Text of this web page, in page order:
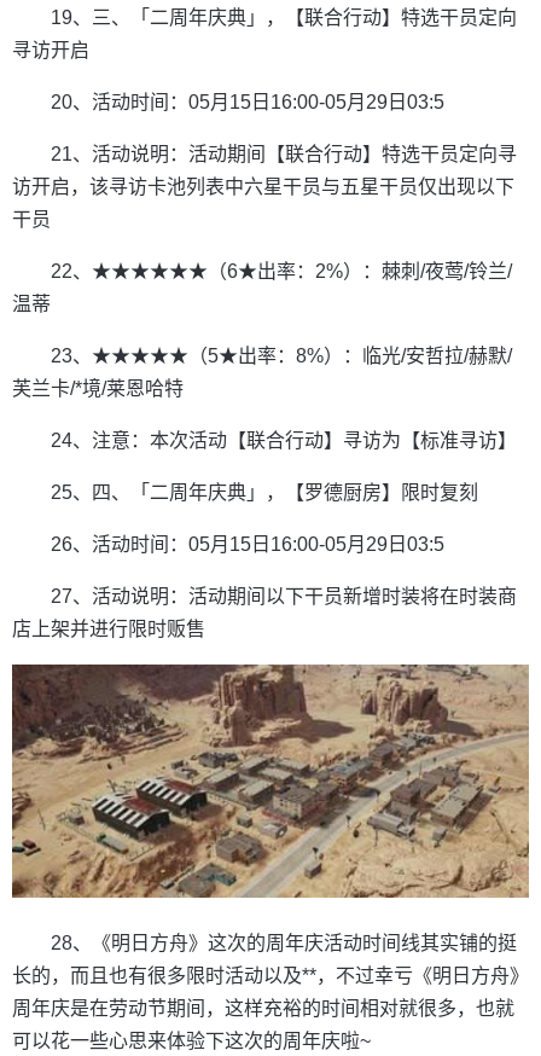
19、三、「二周年庆典」，【联合行动】特选干员定向
寻访开启
20、活动时间：05月15日16:00-05月29日03:5
21、活动说明：活动期间【联合行动】特选干员定向寻
访开启，该寻访卡池列表中六星干员与五星干员仅出现以下
干员
22、★★★★★★（6★出率：2%）：棘刺/夜莺/铃兰/
温蒂
23、★★★★★（5★出率：8%）：临光/安哲拉/赫默/
芙兰卡/*境/莱恩哈特
24、注意：本次活动【联合行动】寻访为【标准寻访】
25、四、「二周年庆典」，【罗德厨房】限时复刻
26、活动时间：05月15日16:00-05月29日03:5
27、活动说明：活动期间以下干员新增时装将在时装商
店上架并进行限时贩售
28、《明日方舟》这次的周年庆活动时间线其实铺的挺
长的，而且也有很多限时活动以及**，不过幸亏《明日方舟》
周年庆是在劳动节期间，这样充裕的时间相对就很多，也就
可以花一些心思来体验下这次的周年庆啦~